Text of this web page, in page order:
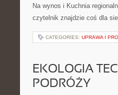
Na wynos i Kuchnia
czytelnik znajdzie coś dla
CATEGORIES: UPRAWA I
EKOLOGIA
PODRÓŻY